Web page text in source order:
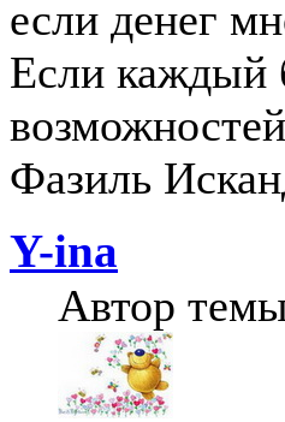
если денег
Если каждый
Фазиль
Y-ina
Автор